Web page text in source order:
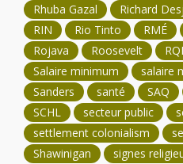
Rhuba Gazal
Richard
RIN
Rio Tinto RMÉ
Rojava
Roosevelt
Salaire minimum
salaire
Sanders
santé SAQ
SCHL
secteur public
settlement colonialism
Shawinigan
signes